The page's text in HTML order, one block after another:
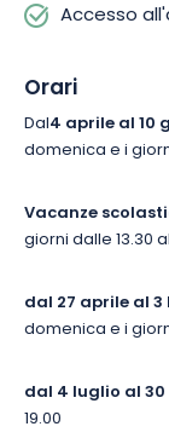
Accesso
Orari
Dal4 aprile al 10
domenica e i
Vacanze
giorni dalle 13.30
dal 27 aprile al
domenica e i
dal 4 luglio al
19.00